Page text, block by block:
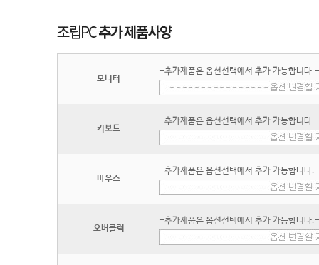
모니터
-추가제품은 옵션선택에서 추가 가능합니다.-
키보드
-추가제품은 옵션선택에서 추가 가능합니다.-
마우스
-추가제품은 옵션선택에서 추가 가능합니다.-
오버클럭
-추가제품은 옵션선택에서 추가 가능합니다.-